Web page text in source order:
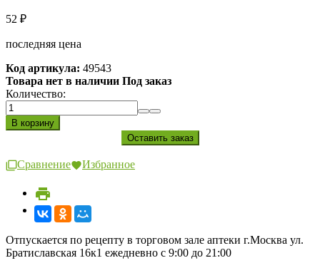
52 ₽
последняя цена
Код артикула: 49543
Товара нет в наличии Под заказ
Количество:
Сравнение Избранное
Отпускается по рецепту в торговом зале аптеки г.Москва ул.
Братиславская 16к1 ежедневно с 9:00 до 21:00